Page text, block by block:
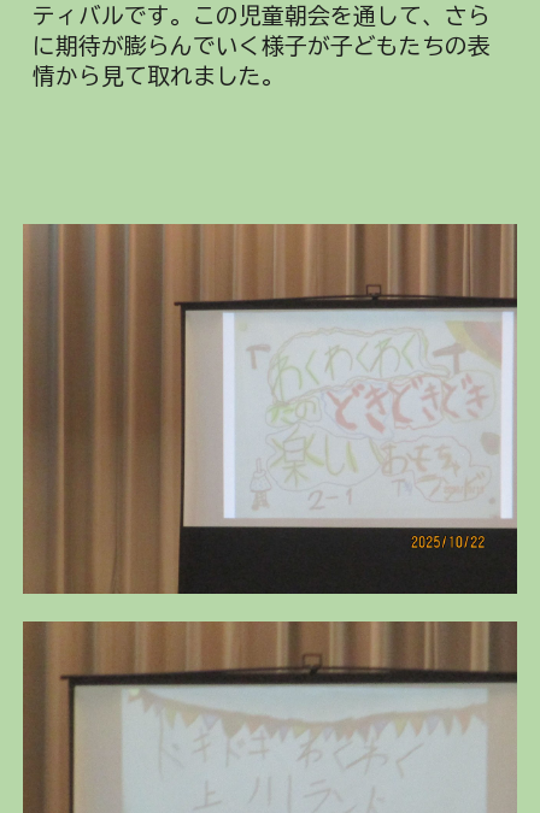
ティバルです。この児童朝会を通して、さら
に期待が膨らんでいく様子が子どもたちの表
情から見て取れました。